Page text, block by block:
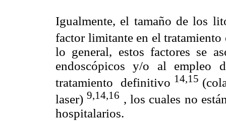
Igualmente, el tamaño de los
factor limitante en el
lo general, estos factores se
endoscópicos y/o al
tratamiento definitivo 14,15
laser)9,14,16 , los cuales no
hospitalarios.